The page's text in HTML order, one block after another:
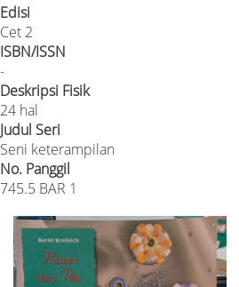
Edisi
Cet 2
ISBN/ISSN
-
Deskripsi Fisik
24 hal
Judul Seri
Seni keterampilan
No. Panggil
745.5 BAR 1